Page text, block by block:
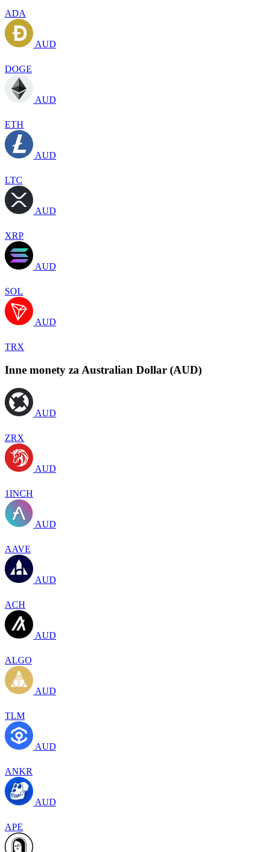
ADA
AUD
DOGE
AUD
ETH
AUD
LTC
AUD
XRP
AUD
SOL
AUD
TRX
Inne monety za Australian Dollar (AUD)
AUD
ZRX
AUD
1INCH
AUD
AAVE
AUD
ACH
AUD
ALGO
AUD
TLM
AUD
ANKR
AUD
APE